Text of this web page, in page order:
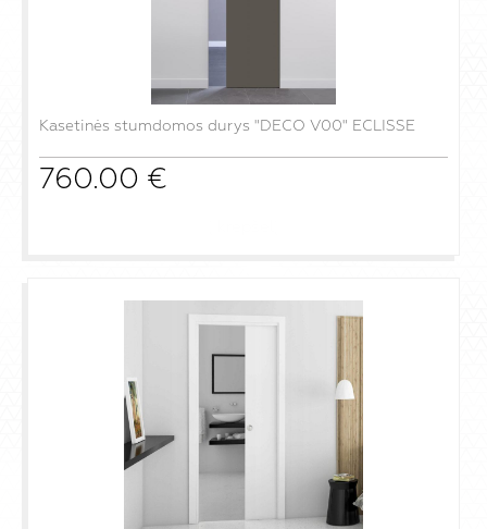
Kasetinės stumdomos durys "DECO V00" ECLISSE
760.00 €